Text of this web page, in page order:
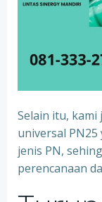
Selain itu,
universal
jenis PN,
perencanaan